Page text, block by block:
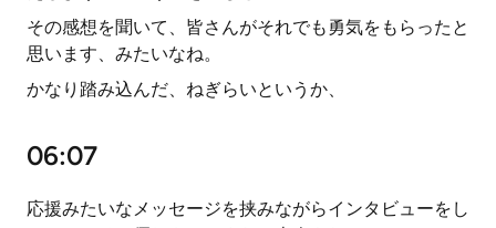
その感想を聞いて、皆さんがそれでも勇気をもらったと
思います、みたいなね。
かなり踏み込んだ、ねぎらいというか、
06:07
応援みたいなメッセージを挟みながらインタビューをし